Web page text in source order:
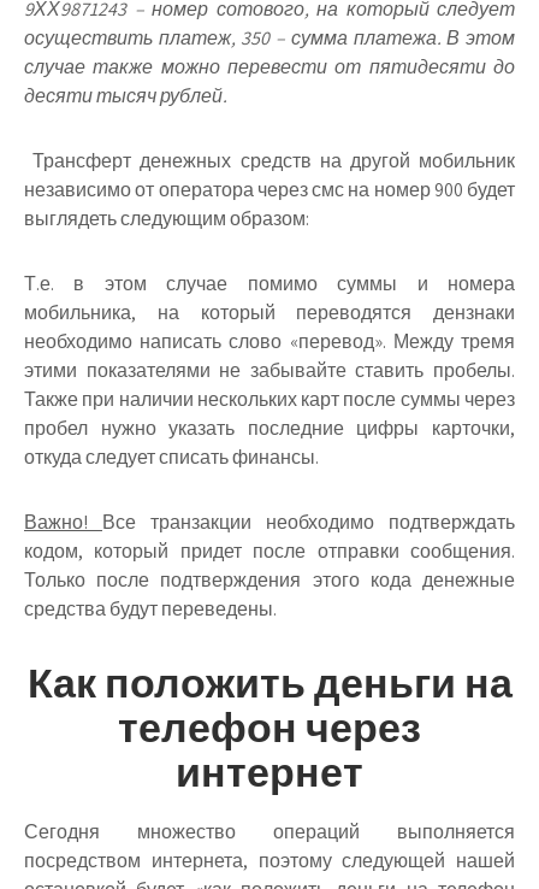
9ХХ9871243 – номер сотового, на который следует
осуществить платеж, 350 – сумма платежа. В этом
случае также можно перевести от пятидесяти до
десяти тысяч рублей.
Трансферт денежных средств на другой мобильник
независимо от оператора через смс на номер 900 будет
выглядеть следующим образом:
Т.е. в этом случае помимо суммы и номера
мобильника, на который переводятся дензнаки
необходимо написать слово «перевод». Между тремя
этими показателями не забывайте ставить пробелы.
Также при наличии нескольких карт после суммы через
пробел нужно указать последние цифры карточки,
откуда следует списать финансы.
Важно! Все транзакции необходимо подтверждать
кодом, который придет после отправки сообщения.
Только после подтверждения этого кода денежные
средства будут переведены.
Как положить деньги на
телефон через
интернет
Сегодня множество операций выполняется
посредством интернета, поэтому следующей нашей